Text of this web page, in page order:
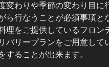
変わりや季節の変わり目に
ら行なうことが必須事項と
理をご提供しているフロン
バリープランをご用意して
することが出来ます。